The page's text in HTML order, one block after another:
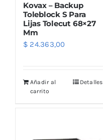
Kovax – Backup
Toleblock S Para
Lijas Tolecut 68×27
Mm
$ 24.363,00
Añadir al
carrito
Detalles